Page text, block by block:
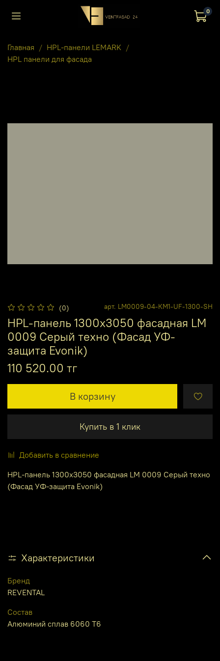
0
Главная
HPL-панели LEMARK
HPL панели для фасада
(0) арт. LM0009-04-КМ1-UF-1300-SH
HPL-панель 1300х3050 фасадная LM
0009 Серый техно (Фасад УФ-
защита Evonik)
110 520.00 тг
В корзину
Купить в 1 клик
Добавить в сравнение
HPL-панель 1300х3050 фасадная LM 0009 Серый техно
(Фасад УФ-защита Evonik)
Характеристики
Бренд
REVENTAL
Состав
Алюминий сплав 6060 Т6